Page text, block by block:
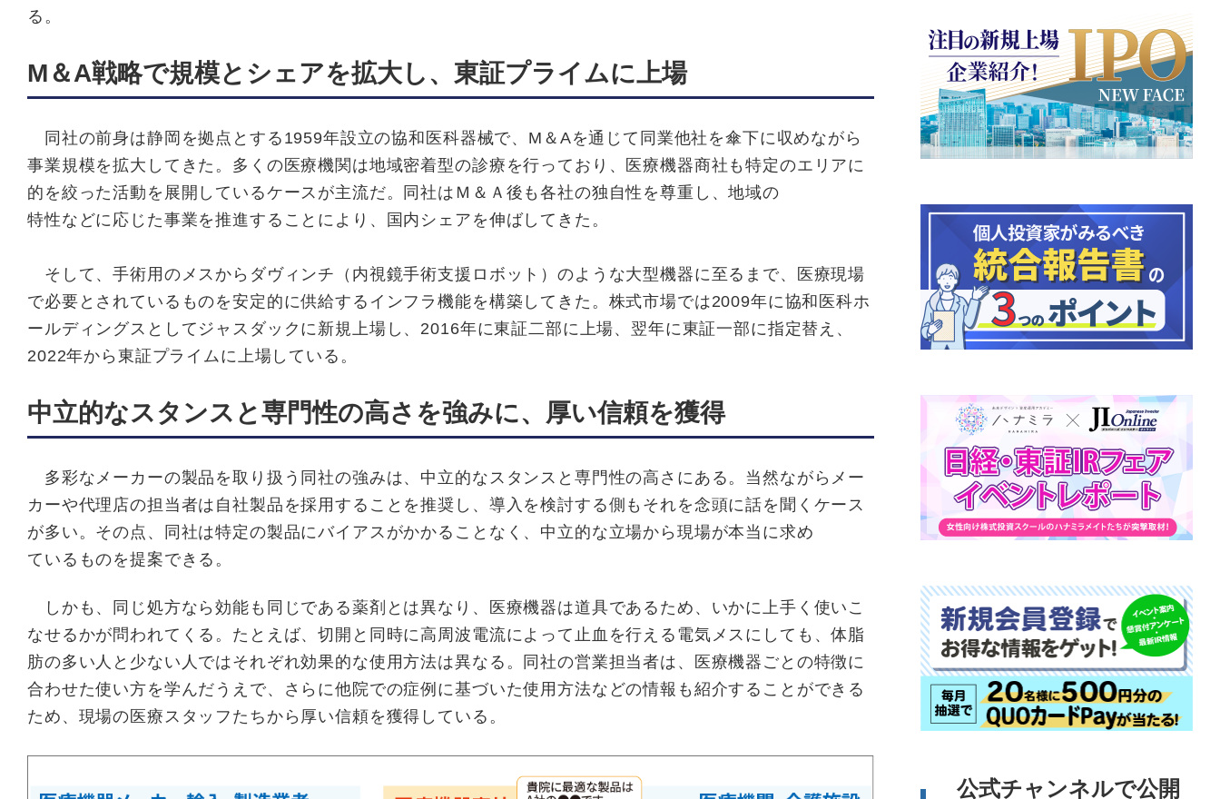
る。
M＆A戦略で規模とシェアを拡大し、東証プライムに上場
同社の前身は静岡を拠点とする1959年設立の協和医科器械で、M＆Aを通じて同業他社を傘下に収めながら
事業規模を拡大してきた。多くの医療機関は地域密着型の診療を行っており、医療機器商社も特定のエリアに
的を絞った活動を展開しているケースが主流だ。同社はＭ＆Ａ後も各社の独自性を尊重し、地域の
特性などに応じた事業を推進することにより、国内シェアを伸ばしてきた。
そして、手術用のメスからダヴィンチ（内視鏡手術支援ロボット）のような大型機器に至るまで、医療現場
で必要とされているものを安定的に供給するインフラ機能を構築してきた。株式市場では2009年に協和医科ホ
ールディングスとしてジャスダックに新規上場し、2016年に東証二部に上場、翌年に東証一部に指定替え、
2022年から東証プライムに上場している。
中立的なスタンスと専門性の高さを強みに、厚い信頼を獲得
多彩なメーカーの製品を取り扱う同社の強みは、中立的なスタンスと専門性の高さにある。当然ながらメー
カーや代理店の担当者は自社製品を採用することを推奨し、導入を検討する側もそれを念頭に話を聞くケース
が多い。その点、同社は特定の製品にバイアスがかかることなく、中立的な立場から現場が本当に求め
ているものを提案できる。
しかも、同じ処方なら効能も同じである薬剤とは異なり、医療機器は道具であるため、いかに上手く使いこ
なせるかが問われてくる。たとえば、切開と同時に高周波電流によって止血を行える電気メスにしても、体脂
肪の多い人と少ない人ではそれぞれ効果的な使用方法は異なる。同社の営業担当者は、医療機器ごとの特徴に
合わせた使い方を学んだうえで、さらに他院での症例に基づいた使用方法などの情報も紹介することができる
ため、現場の医療スタッフたちから厚い信頼を獲得している。
公式チャンネルで公開